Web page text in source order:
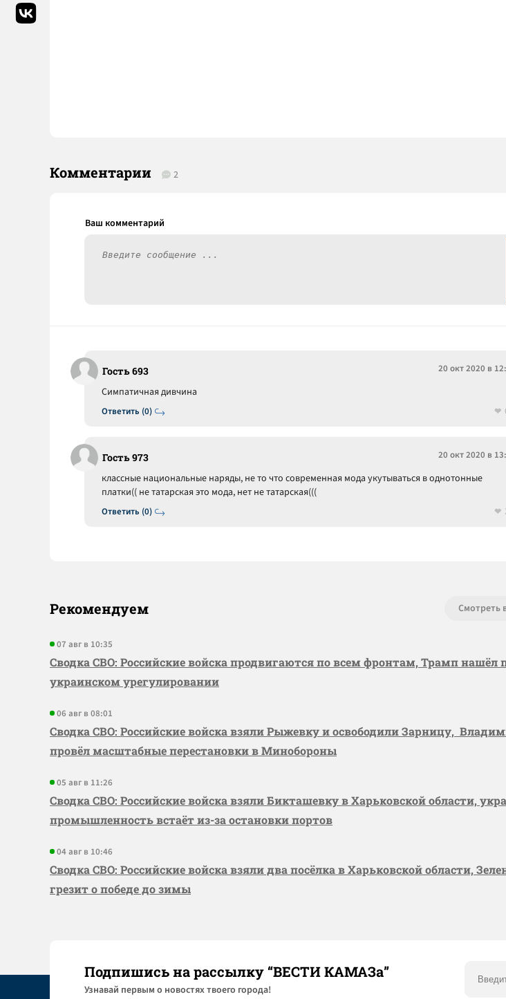
Комментарии 2
Гость 693 20 окт 2020 в
Ответить (0)
Симпатичная дивчина
Гость 973 20 окт 2020 в
Ответить (0)
классные национальные наряды, не то что современная мода укутываться в однотонные
платки(( не татарская это мода, нет не татарская(((
Рекомендуем Смотреть
07 авг в 10:35
Сводка СВО: Российские войска продвигаются по всем фронтам, Трамп нашёл
украинском урегулировании
06 авг в 08:01
Сводка СВО: Российские войска взяли Рыжевку и освободили Зарницу,
провёл масштабные перестановки в Минобороны
05 авг в 11:26
Сводка СВО: Российские войска взяли Бикташевку в Харьковской области,
промышленность встаёт из-за остановки портов
04 авг в 10:46
Сводка СВО: Российские войска взяли два посёлка в Харьковской области,
грезит о победе до зимы
Подпишись на рассылку “ВЕСТИ КАМАЗа”
Узнaвай первым о новостях твоего города!